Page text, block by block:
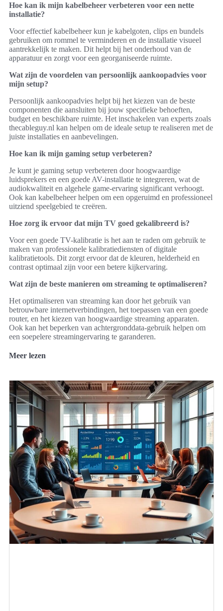
Hoe kan ik mijn kabelbeheer verbeteren voor een nette
installatie?
Voor effectief kabelbeheer kun je kabelgoten, clips en bundels
gebruiken om rommel te verminderen en de installatie visueel
aantrekkelijk te maken. Dit helpt bij het onderhoud van de
apparatuur en zorgt voor een georganiseerde ruimte.
Wat zijn de voordelen van persoonlijk aankoopadvies voor
mijn setup?
Persoonlijk aankoopadvies helpt bij het kiezen van de beste
componenten die aansluiten bij jouw specifieke behoeften,
budget en beschikbare ruimte. Het inschakelen van experts zoals
thecableguy.nl kan helpen om de ideale setup te realiseren met de
juiste installaties en aanbevelingen.
Hoe kan ik mijn gaming setup verbeteren?
Je kunt je gaming setup verbeteren door hoogwaardige
luidsprekers en een goede AV-installatie te integreren, wat de
audiokwaliteit en algehele game-ervaring significant verhoogt.
Ook kan kabelbeheer helpen om een opgeruimd en professioneel
uitziend speelgebied te creëren.
Hoe zorg ik ervoor dat mijn TV goed gekalibreerd is?
Voor een goede TV-kalibratie is het aan te raden om gebruik te
maken van professionele kalibratiediensten of digitale
kalibratietools. Dit zorgt ervoor dat de kleuren, helderheid en
contrast optimaal zijn voor een betere kijkervaring.
Wat zijn de beste manieren om streaming te optimaliseren?
Het optimaliseren van streaming kan door het gebruik van
betrouwbare internetverbindingen, het toepassen van een goede
router, en het kiezen van hoogwaardige streaming apparaten.
Ook kan het beperken van achtergronddata-gebruik helpen om
een soepelere streamingervaring te garanderen.
Meer lezen